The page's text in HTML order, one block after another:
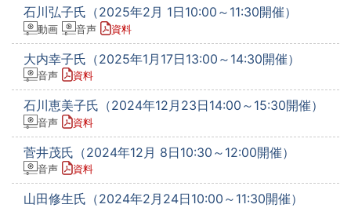
石川弘子氏（2025年2月 1日10:00～11:30開催）
動画 音声 資料
大内幸子氏（2025年1月17日13:00～14:30開催）
音声 資料
石川恵美子氏（2024年12月23日14:00～15:30開催）
音声 資料
菅井茂氏（2024年12月 8日10:30～12:00開催）
音声 資料
山田修生氏（2024年2月24日10:00～11:30開催）